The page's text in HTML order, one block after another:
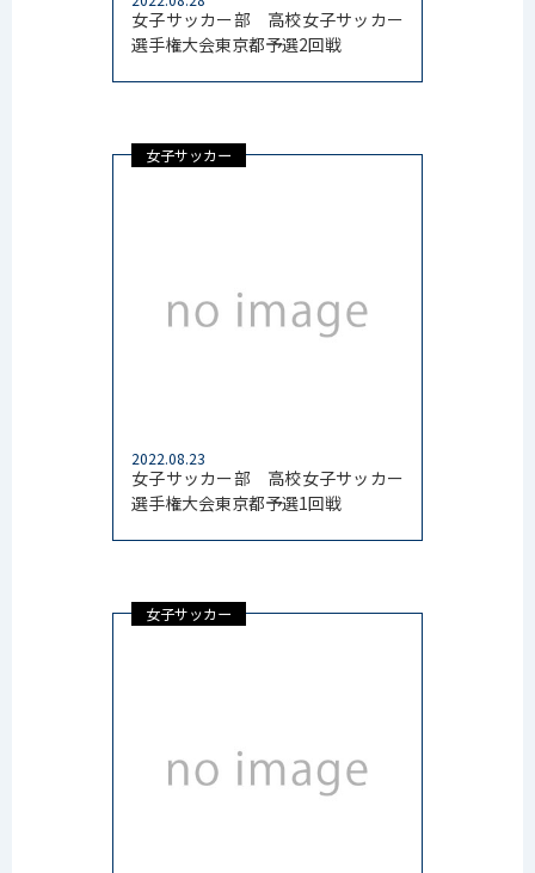
女子サッカー部 高校女子サッカー
選手権大会東京都予選2回戦
女子サッカー
2022.08.23
女子サッカー部 高校女子サッカー
選手権大会東京都予選1回戦
女子サッカー